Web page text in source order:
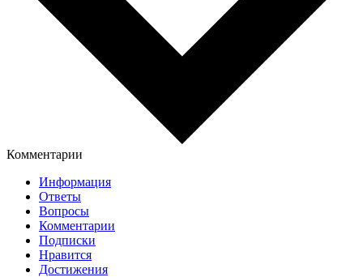
Комментарии
Информация
Ответы
Вопросы
Комментарии
Подписки
Нравится
Достижения